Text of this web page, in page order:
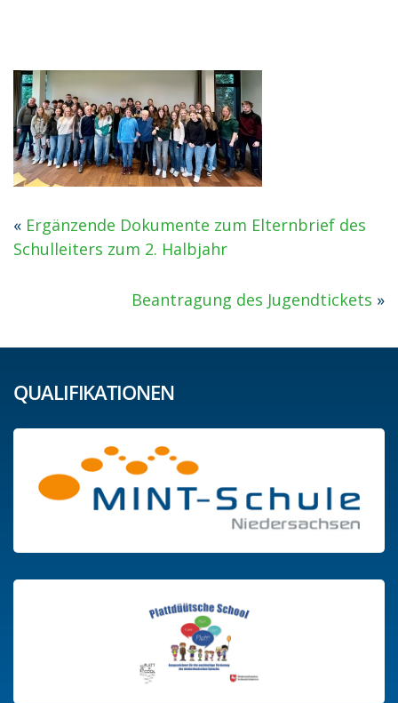
« Ergänzende Dokumente zum Elternbrief des
Schulleiters zum 2. Halbjahr
Beantragung des Jugendtickets »
QUALIFIKATIONEN